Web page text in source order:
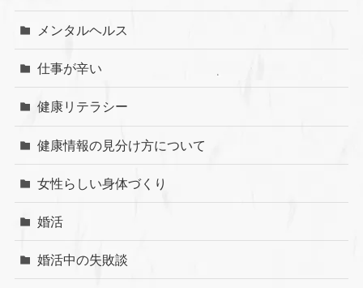
メンタルヘルス
仕事が辛い
健康リテラシー
健康情報の見分け方について
女性らしい身体づくり
婚活
婚活中の失敗談